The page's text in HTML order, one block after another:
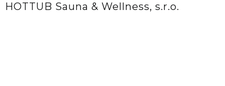
HOTTUB Sauna & Wellness, s.r.o.